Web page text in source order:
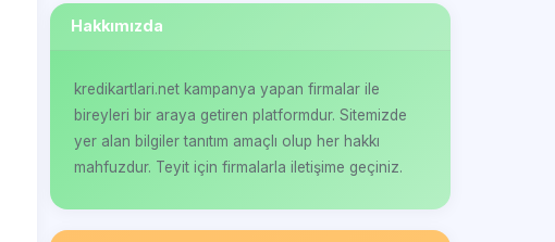
Hakkımızda
kredikartlari.net kampanya yapan firmalar ile
bireyleri bir araya getiren platformdur. Sitemizde
yer alan bilgiler tanıtım amaçlı olup her hakkı
mahfuzdur. Teyit için firmalarla iletişime geçiniz.